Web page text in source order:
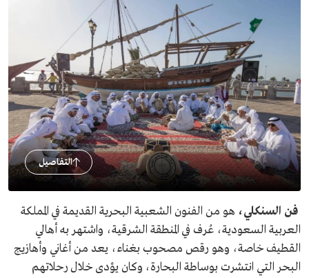
التفاصيل
فن السنكلي، هو من الفنون الشعبية البحرية القديمة في المملكة
العربية السعودية، عُرف في المنطقة الشرقية، واشتهر به أهالي
القطيف خاصة، وهو رقص مصحوب بغناء، يعد من أغاني وأهازيج
البحر التي انتشرت بوساطة البحارة، وكان يؤدى خلال رحلاتهم